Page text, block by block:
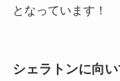
となっています！
シェラトンに向